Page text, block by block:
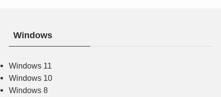
Windows
Windows 11
Windows 10
Windows 8